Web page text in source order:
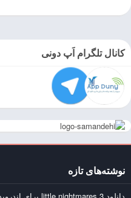
کانال تلگرام اَپ دونی
نوشته‌های تازه